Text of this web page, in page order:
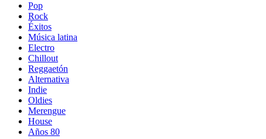
Pop
Rock
Éxitos
Música latina
Electro
Chillout
Reggaetón
Alternativa
Indie
Oldies
Merengue
House
Años 80